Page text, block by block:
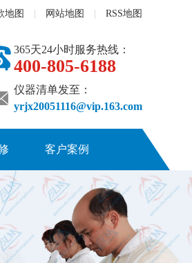
地图 网站地图 RSS地图
365天24小时服务热线：
400-805-6188
仪器清单发至：
yrjx20051116@vip.163.com
客户案例